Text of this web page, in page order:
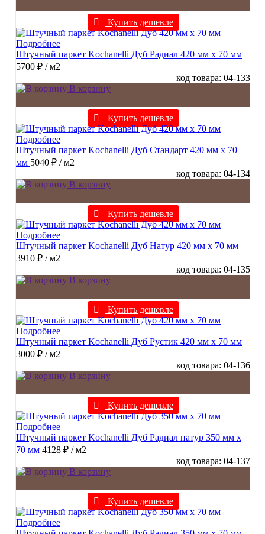
Купить дешевле
Подробнее
Штучный паркет Kochanelli Дуб Радиал 420 мм х 70 мм
5700 ₽ / м2
код товара: 04-133
В корзину
Купить дешевле
Подробнее
Штучный паркет Kochanelli Дуб Стандарт 420 мм х 70
мм 5040 ₽ / м2
код товара: 04-134
В корзину
Купить дешевле
Подробнее
Штучный паркет Kochanelli Дуб Натур 420 мм х 70 мм
3910 ₽ / м2
код товара: 04-135
В корзину
Купить дешевле
Подробнее
Штучный паркет Kochanelli Дуб Рустик 420 мм х 70 мм
3000 ₽ / м2
код товара: 04-136
В корзину
Купить дешевле
Подробнее
Штучный паркет Kochanelli Дуб Радиал натур 350 мм х
70 мм 4128 ₽ / м2
код товара: 04-137
В корзину
Купить дешевле
Подробнее